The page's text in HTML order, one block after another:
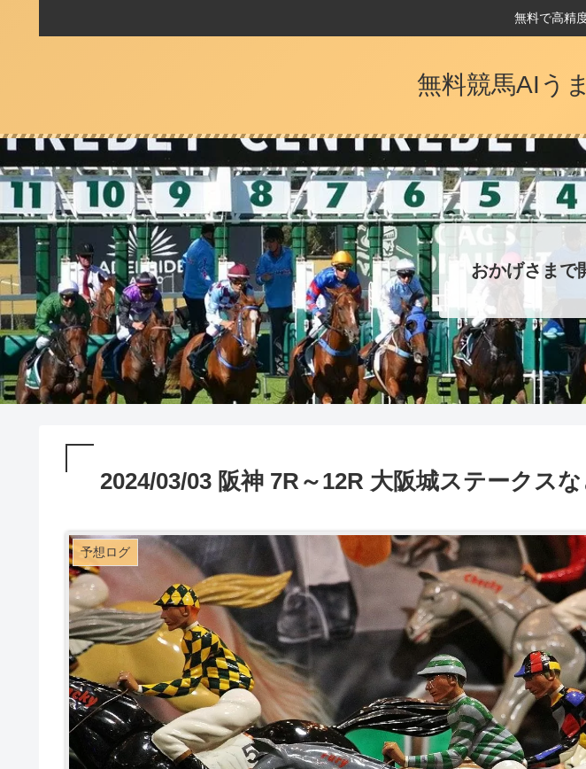
無料で高精
無料競馬AIう
おかげさまで
2024/03/03 阪神 7R～12R 大阪城ステークス
予想ログ